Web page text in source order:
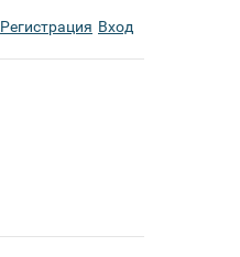
Регистрация Вход